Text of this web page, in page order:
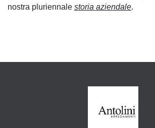
nostra pluriennale storia aziendale.